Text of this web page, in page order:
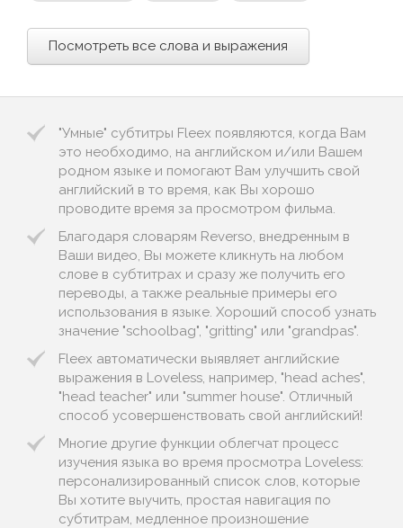
Посмотреть все слова и выражения
"Умные" субтитры Fleex появляются, когда Вам
это необходимо, на английском и/или Вашем
родном языке и помогают Вам улучшить свой
английский в то время, как Вы хорошо
проводите время за просмотром фильма.
Благодаря словарям Reverso, внедренным в
Ваши видео, Вы можете кликнуть на любом
слове в субтитрах и сразу же получить его
переводы, а также реальные примеры его
использования в языке. Хороший способ узнать
значение "schoolbag", "gritting" или "grandpas".
Fleex автоматически выявляет английские
выражения в Loveless, например, "head aches",
"head teacher" или "summer house". Отличный
способ усовершенствовать свой английский!
Многие другие функции облегчат процесс
изучения языка во время просмотра Loveless:
персонализированный список слов, которые
Вы хотите выучить, простая навигация по
субтитрам, медленное произношение